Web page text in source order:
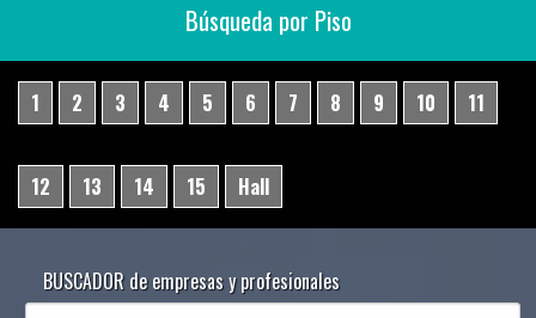
Búsqueda por Piso
1 2 3 4 5 6 7 8 9 10 11
12 13 14 15 Hall
BUSCADOR de empresas y profesionales